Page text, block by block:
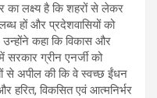
का लक्ष्य है कि शहरों से लेकर
हों और प्रदेशवासियों को
कहा कि विकास और
सरकार ग्रीन एनर्जी को
से अपील की कि वे स्वच्छ ईंधन
हरित, विकसित एवं आत्मनिर्भर